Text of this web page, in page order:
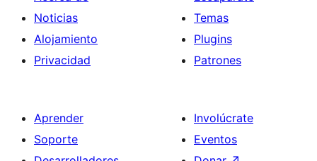
Noticias
Alojamiento
Privacidad
Temas
Plugins
Patrones
Aprender
Soporte
Involúcrate
Eventos